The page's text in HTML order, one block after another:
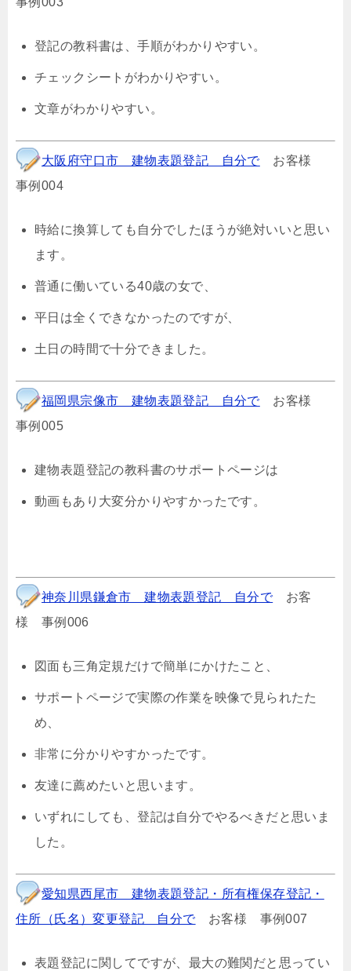
登記の教科書は、手順がわかりやすい。
チェックシートがわかりやすい。
文章がわかりやすい。
大阪府守口市 建物表題登記 自分でお客様
事例004
時給に換算しても自分でしたほうが絶対いいと思い
ます。
普通に働いている40歳の女で、
平日は全くできなかったのですが、
土日の時間で十分できました。
福岡県宗像市 建物表題登記 自分でお客様
事例005
建物表題登記の教科書のサポートページは
動画もあり大変分かりやすかったです。
神奈川県鎌倉市 建物表題登記 自分でお客
様 事例006
図面も三角定規だけで簡単にかけたこと、
サポートページで実際の作業を映像で見られたた
め、
非常に分かりやすかったです。
友達に薦めたいと思います。
いずれにしても、登記は自分でやるべきだと思いま
した。
愛知県西尾市 建物表題登記・所有権保存登記・
住所（氏名）変更登記 自分でお客様 事例007
表題登記に関してですが、最大の難関だと思ってい